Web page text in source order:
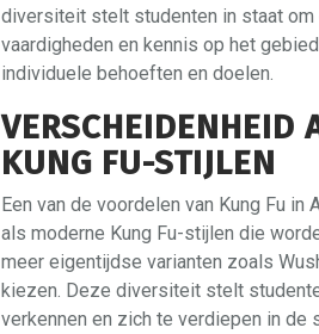
diversiteit stelt studenten in staat om
vaardigheden en kennis op het
individuele behoeften en doelen.
VERSCHEIDENHEID
KUNG FU-STIJLEN
Een van de voordelen van Kung Fu
als moderne Kung Fu-stijlen die
meer eigentijdse varianten zoals
kiezen. Deze diversiteit stelt
verkennen en zich te verdiepen in